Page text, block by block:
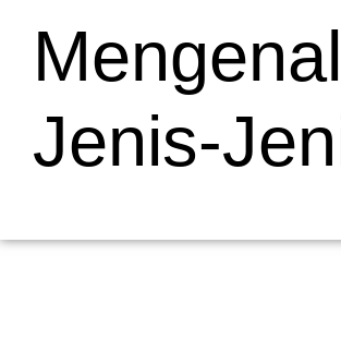
Jenis-